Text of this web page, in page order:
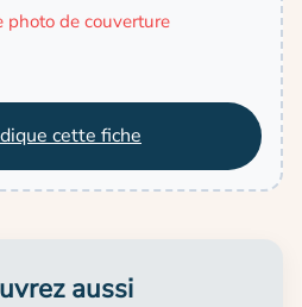
photo de couverture
cette fiche
aussi